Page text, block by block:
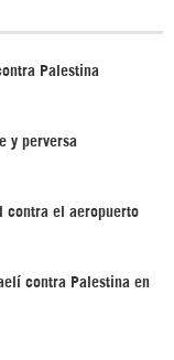
Palestina
y perversa
contra el aeropuerto
contra Palestina en